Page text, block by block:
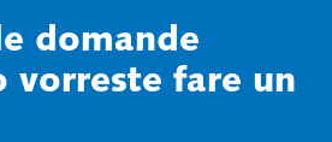
domande
vorreste fare un